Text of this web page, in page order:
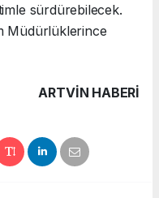
sürdürebilecek.
Müdürlüklerince
ARTVIN HABERİ